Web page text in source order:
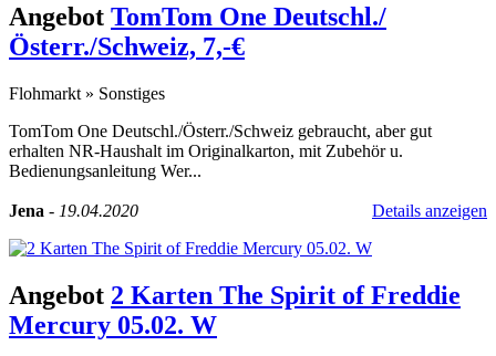
Angebot TomTom One Deutschl./
Österr./Schweiz, 7,-€
Flohmarkt » Sonstiges
TomTom One Deutschl./Österr./Schweiz gebraucht, aber gut
erhalten NR-Haushalt im Originalkarton, mit Zubehör u.
Bedienungsanleitung Wer...
Jena - 19.04.2020 Details anzeigen
Angebot 2 Karten The Spirit of Freddie
Mercury 05.02. W